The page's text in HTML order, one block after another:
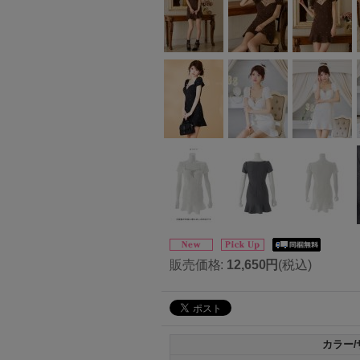
販売価格: 12,650円 (税込)
カラー/